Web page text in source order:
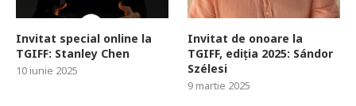
Invitat special online la
TGIFF: Stanley Chen
10 iunie 2025
Invitat de onoare la
TGIFF, ediția 2025: Sándor
Szélesi
9 martie 2025